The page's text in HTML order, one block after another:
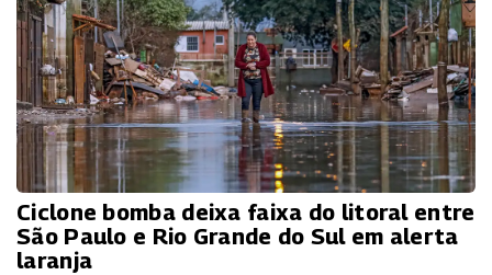
Ciclone bomba deixa faixa do litoral entre
São Paulo e Rio Grande do Sul em alerta
laranja